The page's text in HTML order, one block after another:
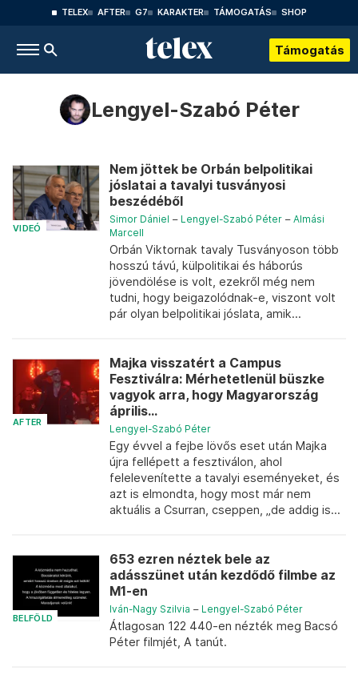
TELEX AFTER G7 KARAKTER TÁMOGATÁS SHOP
Támogatás
Lengyel-Szabó Péter
VIDEÓ
Nem jöttek be Orbán belpolitikai
jóslatai a tavalyi tusványosi
beszédéből
Simor Dániel – Lengyel-Szabó Péter – Almási
Marcell
Orbán Viktornak tavaly Tusványoson több
hosszú távú, külpolitikai és háborús
jövendölése is volt, ezekről még nem
tudni, hogy beigazolódnak-e, viszont volt
pár olyan belpolitikai jóslata, amik...
AFTER
Majka visszatért a Campus
Fesztiválra: Mérhetetlenül büszke
vagyok arra, hogy Magyarország
április...
Lengyel-Szabó Péter
Egy évvel a fejbe lövős eset után Majka
újra fellépett a fesztiválon, ahol
felelevenítette a tavalyi eseményeket, és
azt is elmondta, hogy most már nem
aktuális a Csurran, cseppen, „de addig is...
BELFÖLD
653 ezren néztek bele az
adásszünet után kezdődő filmbe az
M1-en
Iván-Nagy Szilvia – Lengyel-Szabó Péter
Átlagosan 122 440-en nézték meg Bacsó
Péter filmjét, A tanút.